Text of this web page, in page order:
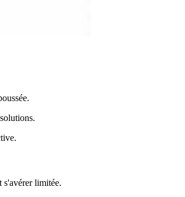
s'avérer limitée.